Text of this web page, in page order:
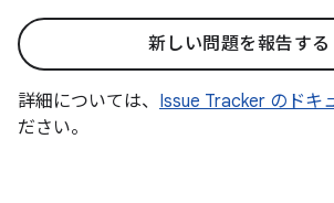
新しい問題を報告する
詳細については、 Issue Tracker のドキ
ださい。